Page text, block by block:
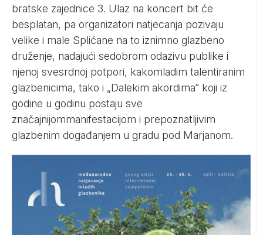
bratske zajednice 3. Ulaz na koncert bit će
besplatan, pa organizatori natjecanja pozivaju
velike i male Splićane na to iznimno glazbeno
druženje, nadajući sedobrom odazivu publike i
njenoj svesrdnoj potpori, kakomladim talentiranim
glazbenicima, tako i „Dalekim akordima“ koji iz
godine u godinu postaju sve
značajnijommanifestacijom i prepoznatljivim
glazbenim događanjem u gradu pod Marjanom.